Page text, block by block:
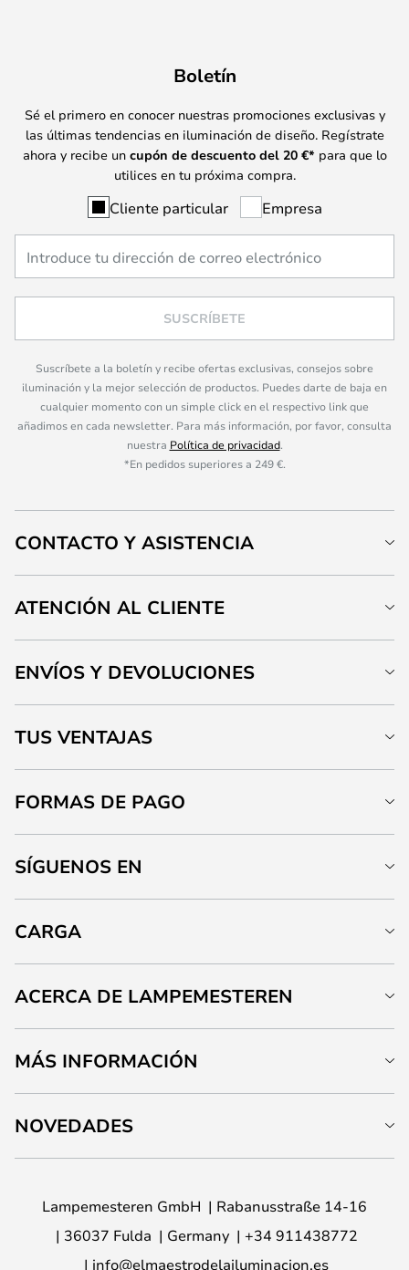
Boletín
Sé el primero en conocer nuestras promociones exclusivas y
las últimas tendencias en iluminación de diseño. Regístrate
ahora y recibe un cupón de descuento del 20 €* para que lo
utilices en tu próxima compra.
Cliente particular Empresa
SUSCRÍBETE
Suscríbete a la boletín y recibe ofertas exclusivas, consejos sobre
iluminación y la mejor selección de productos. Puedes darte de baja en
cualquier momento con un simple click en el respectivo link que
añadimos en cada newsletter. Para más información, por favor, consulta
nuestra Política de privacidad.
*En pedidos superiores a 249 €.
CONTACTO Y ASISTENCIA
ATENCIÓN AL CLIENTE
ENVÍOS Y DEVOLUCIONES
TUS VENTAJAS
FORMAS DE PAGO
SÍGUENOS EN
CARGA
ACERCA DE LAMPEMESTEREN
MÁS INFORMACIÓN
NOVEDADES
Lampemesteren GmbH
Rabanusstraße 14-16
36037 Fulda
Germany
+34 911438772
info@elmaestrodelailuminacion.es